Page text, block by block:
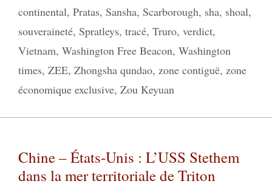
continental, Pratas, Sansha, Scarborough, sha, shoal,
souveraineté, Spratleys, tracé, Truro, verdict,
Vietnam, Washington Free Beacon, Washington
times, ZEE, Zhongsha qundao, zone contiguë, zone
économique exclusive, Zou Keyuan
Chine – États-Unis : L’USS Stethem
dans la mer territoriale de Triton